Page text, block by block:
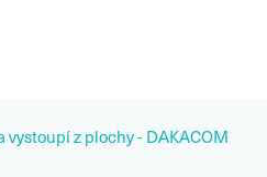
vystoupí z plochy - DAKACOM